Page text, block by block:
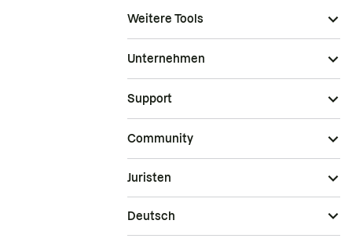
Weitere Tools
Unternehmen
Support
Community
Juristen
Deutsch